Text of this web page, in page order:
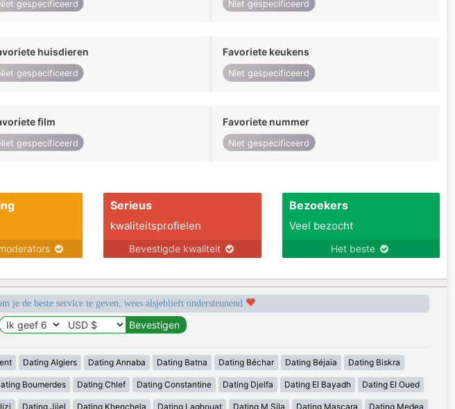
gespecificeerd Niet gespecificeerd
huisdieren
gespecificeerd
Favoriete keukens
Niet gespecificeerd
film
gespecificeerd
Favoriete nummer
Niet gespecificeerd
Serieus
kwaliteitsprofielen
Bevestigde kwaliteit
Bezoekers
Veel bezocht
Het beste
je de beste service te geven, wees alsjeblieft ondersteunend
Dating Algiers Dating Annaba Dating Batna Dating Béchar Dating Béjaïa Dating Biskra
Boumerdes Dating Chlef Dating Constantine Dating Djelfa Dating El Bayadh Dating El Oued
Dating Jijel Dating Khenchela Dating Laghouat Dating M Sila Dating Mascara Dating Medea